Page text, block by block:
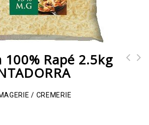
100% Rapé 2.5kg
/ CREMERIE